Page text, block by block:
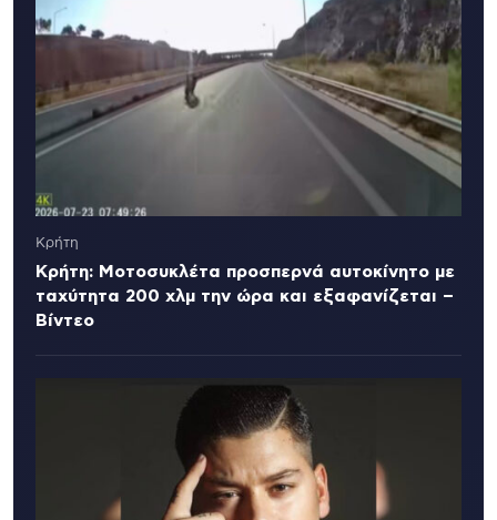
Κρήτη
Κρήτη: Μοτοσυκλέτα προσπερνά αυτοκίνητο με
ταχύτητα 200 χλμ την ώρα και εξαφανίζεται –
Βίντεο